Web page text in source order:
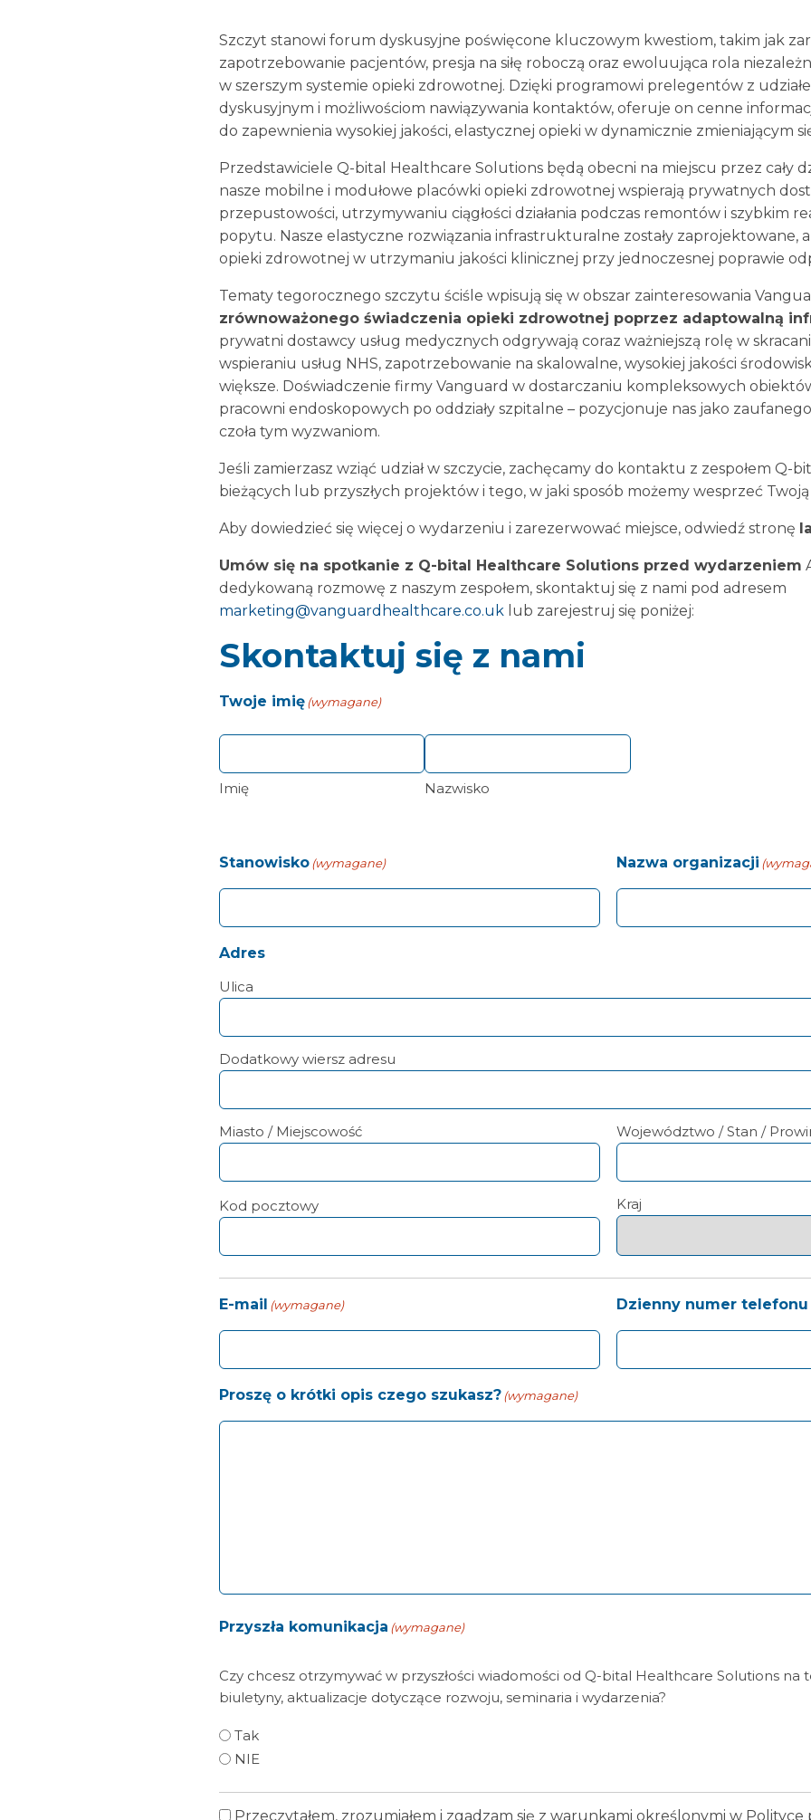
Szczyt stanowi forum dyskusyjne poświęcone kluczowym kwestiom, takim jak
zapotrzebowanie pacjentów, presja na siłę roboczą oraz ewoluująca rola
w szerszym systemie opieki zdrowotnej. Dzięki programowi prelegentów z
dyskusyjnym i możliwościom nawiązywania kontaktów, oferuje on cenne
do zapewnienia wysokiej jakości, elastycznej opieki w dynamicznie zmieniającym
Przedstawiciele Q-bital Healthcare Solutions będą obecni na miejscu przez cały
nasze mobilne i modułowe placówki opieki zdrowotnej wspierają prywatnych
przepustowości, utrzymywaniu ciągłości działania podczas remontów i szybkim
popytu. Nasze elastyczne rozwiązania infrastrukturalne zostały zaprojektowane,
opieki zdrowotnej w utrzymaniu jakości klinicznej przy jednoczesnej poprawie
Tematy tegorocznego szczytu ściśle wpisują się w obszar zainteresowania
zrównoważonego świadczenia opieki zdrowotnej poprzez adaptowalną
prywatni dostawcy usług medycznych odgrywają coraz ważniejszą rolę w
wspieraniu usług NHS, zapotrzebowanie na skalowalne, wysokiej jakości
większe. Doświadczenie firmy Vanguard w dostarczaniu kompleksowych
pracowni endoskopowych po oddziały szpitalne – pozycjonuje nas jako
czoła tym wyzwaniom.
Jeśli zamierzasz wziąć udział w szczycie, zachęcamy do kontaktu z zespołem Q-
bieżących lub przyszłych projektów i tego, w jaki sposób możemy wesprzeć
Aby dowiedzieć się więcej o wydarzeniu i zarezerwować miejsce, odwiedź stronę
Umów się na spotkanie z Q-bital Healthcare Solutions przed wydarzeniem
dedykowaną rozmowę z naszym zespołem, skontaktuj się z nami pod adresem
marketing@vanguardhealthcare.co.uk lub zarejestruj się poniżej:
Skontaktuj się z nami
Twoje imię(wymagane)
Imię Nazwisko
Stanowisko(wymagane) Nazwa organizacji
Adres
Ulica
Dodatkowy wiersz adresu
Miasto / Miejscowość Województwo / Stan /
Kod pocztowy Kraj
E-mail (wymagane) Dzienny numer telefonu
Proszę o krótki opis czego szukasz?(wymagane)
Przyszła komunikacja (wymagane)
Czy chcesz otrzymywać w przyszłości wiadomości od Q-bital Healthcare Solutions na
biuletyny, aktualizacje dotyczące rozwoju, seminaria i wydarzenia?
Tak
NIE
Przeczytałem, zrozumiałem i zgadzam się z warunkami określonymi w Polityce